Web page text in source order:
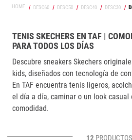
DESC60 DESC50 DESC40 DESC30
TENIS SKECHERS EN TAF |
PARA TODOS LOS DÍAS
Descubre sneakers Skechers
kids, diseñados con tecnología de
En TAF encuentra tenis ligeros,
el día a día, caminar o un look casual
comodidad.
12 PRODUCTOS